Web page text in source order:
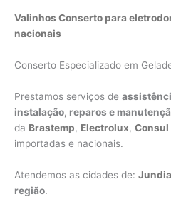
Valinhos Conserto para
nacionais
Conserto Especializado em
Prestamos serviços de
instalação, reparos e
da Brastemp, Electrolux, Consul
importadas e nacionais.
Atendemos as cidades de:
região.